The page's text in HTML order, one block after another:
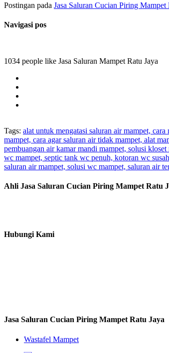
Postingan pada Jasa Saluran Cucian Piring Mampet
Navigasi pos
1034 people like Jasa Saluran Mampet Ratu Jaya
Tags: alat untuk mengatasi saluran air mampet,
mampet, cara agar saluran air tidak mampet, alat
pembuangan air kamar mandi mampet, solusi
wc mampet, septic tank wc penuh, kotoran wc
saluran air mampet, solusi wc mampet, saluran air
Ahli Jasa Saluran Cucian Piring Mampet Ratu
Hubungi Kami
Jasa Saluran Cucian Piring Mampet Ratu Jaya
Wastafel Mampet